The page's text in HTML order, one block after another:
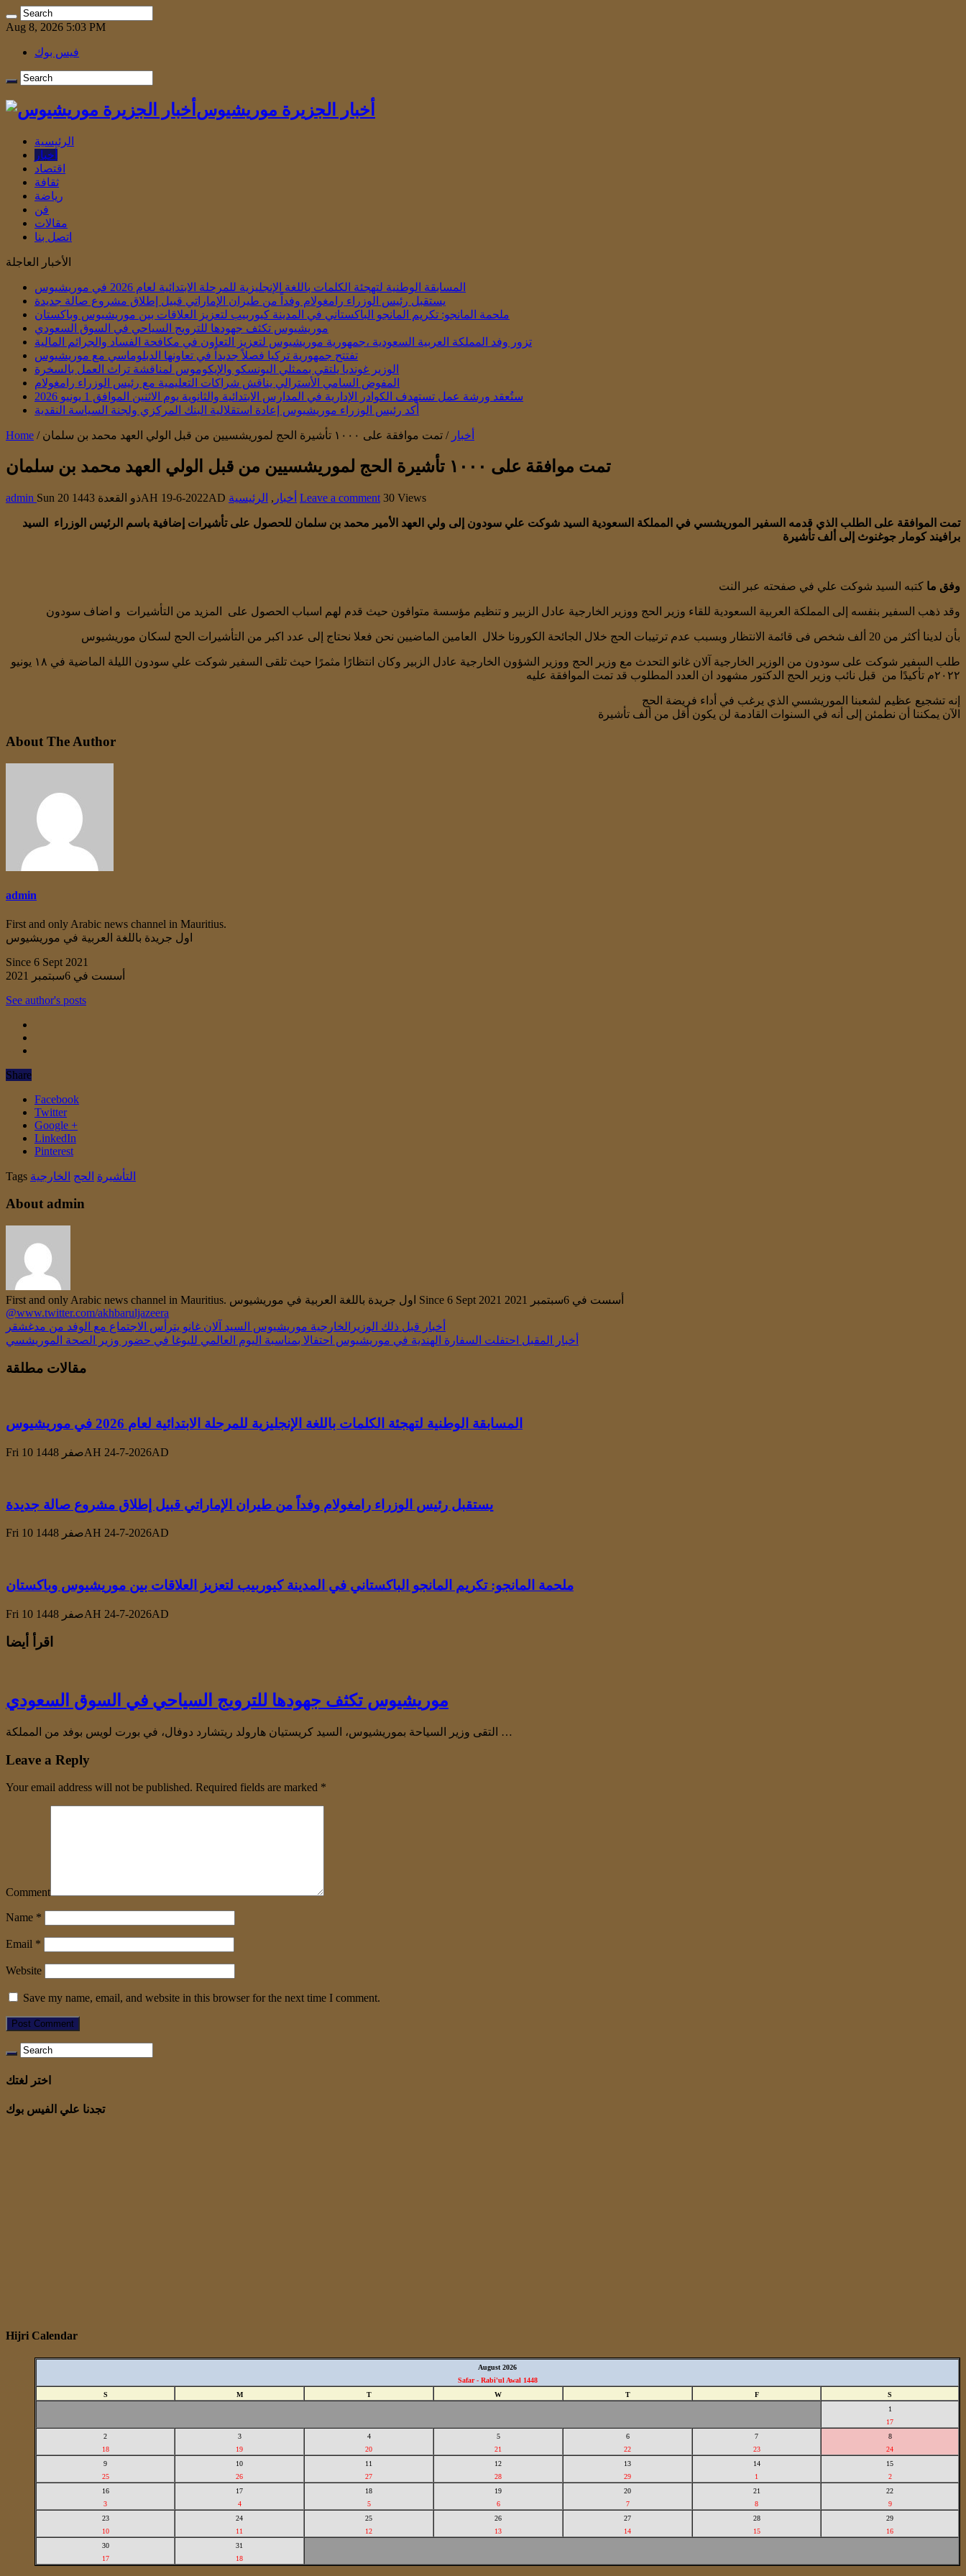
Aug 8, 2026 5:03 PM
فيس بوك
أخبار الجزيرة موريشيوس
الرئيسية
أخبار
اقتصاد
ثقافة
رياضة
فن
مقالات
اتصل بنا
الأخبار العاجلة
المسابقة الوطنية لتهجئة الكلمات باللغة الإنجليزية للمرحلة الابتدائية لعام 2026 في موريشيوس
يستقبل رئيس الوزراء رامغولام وفداً من طيران الإماراتي قبيل إطلاق مشروع صالة جديدة
ملحمة المانجو: تكريم المانجو الباكستاني في المدينة كيوربيب لتعزيز العلاقات بين موريشيوس وباكستان
موريشيوس تكثف جهودها للترويج السياحي في السوق السعودي
تزور وفد المملكة العربية السعودية ،جمهورية موريشيوس لتعزيز التعاون في مكافحة الفساد والجرائم المالية
تفتتح جمهورية تركيا فصلاً جديداً في تعاونها الدبلوماسي مع موريشيوس
الوزير غونديا يلتقي بممثلي اليونسكو والإيكوموس لمناقشة تراث العمل بالسخرة
المفوض السامي الأسترالي يناقش شراكات التعليمية مع رئيس الوزراء رامغولام
ستُعقد ورشة عمل تستهدف الكوادر الإدارية في المدارس الابتدائية والثانوية يوم الاثنين الموافق 1 يونيو 2026
أكد رئيس الوزراء موريشيوس إعادة استقلالية البنك المركزي ولجنة السياسة النقدية
Home / أخبار / تمت موافقة على ١٠٠٠ تأشيرة الحج لموريشسيين من قبل الولي العهد محمد بن سلمان
تمت موافقة على ١٠٠٠ تأشيرة الحج لموريشسيين من قبل الولي العهد محمد بن سلمان
admin Sun 20 ذو القعدة 1443AH 19-6-2022AD أخبار , الرئيسية Leave a comment 30 Views
تمت الموافقة على الطلب الذي قدمه السفير الموريشسي في المملكة السعودية السيد شوكت علي سودون إلى ولي العهد الأمير محمد بن سلمان للحصول على تأشيرات إضافية باسم الرئيس الوزراء السيد
برافيند كومار جوغنوث إلى ألف تأشيرة
وفق ما كتبه السيد شوكت علي في صفحته عبر النت
وقد ذهب السفير بنفسه إلى المملكة العربية السعودية للقاء وزير الحج ووزير الخارجية عادل الزبير و تنظيم مؤسسة متوافون حيث قدم لهم اسباب الحصول على المزيد من التأشيرات و اضاف سودون
بأن لدينا أكثر من 20 ألف شخص فى قائمة الانتظار وبسبب عدم ترتيبات الحج خلال الجائحة الكورونا خلال العامين الماضيين نحن فعلا نحتاج إلى عدد اكبر من التأشيرات الحج لسكان موريشيوس
طلب السفير شوكت على سودون من الوزير الخارجية آلان غانو التحدث مع وزير الحج ووزير الشؤون الخارجية عادل الزبير وكان انتظارًا مثمرًا حيث تلقى السفير شوكت علي سودون الليلة الماضية في ١٨ يونيو
٢٠٢٢م تأكيدًا من قبل نائب وزير الحج الدكتور مشهود ان العدد المطلوب قد تمت الموافقة عليه
إنه تشجيع عظيم لشعبنا الموريشسي الذي يرغب في أداء فريضة الحج
الآن يمكننا أن نطمئن إلى أنه في السنوات القادمة لن يكون أقل من ألف تأشيرة
About The Author
admin
First and only Arabic news channel in Mauritius.
اول جريدة باللغة العربية في موريشيوس
Since 6 Sept 2021
أسست في 6سبتمبر 2021
See author's posts
Share
Facebook
Twitter
Google +
LinkedIn
Pinterest
Tags التأشيرة الحج الخارجية
About admin
First and only Arabic news channel in Mauritius. اول جريدة باللغة العربية في موريشيوس Since 6 Sept 2021 أسست في 6سبتمبر 2021
@www.twitter.com/akhbaruljazeera
أخبار قبل ذلك الوزيرالخارجية موريشيوس السيد آلان غانو يترأس الاجتماع مع الوفد من مدغشقر
أخبار المقبل احتفلت السفارة الهندية في موريشيوس احتفالا بمناسبة اليوم العالمي لليوغا في حضور وزير الصحة الموريشسي
مقالات مطلقة
المسابقة الوطنية لتهجئة الكلمات باللغة الإنجليزية للمرحلة الابتدائية لعام 2026 في موريشيوس
Fri 10 صفر 1448AH 24-7-2026AD
يستقبل رئيس الوزراء رامغولام وفداً من طيران الإماراتي قبيل إطلاق مشروع صالة جديدة
Fri 10 صفر 1448AH 24-7-2026AD
ملحمة المانجو: تكريم المانجو الباكستاني في المدينة كيوربيب لتعزيز العلاقات بين موريشيوس وباكستان
Fri 10 صفر 1448AH 24-7-2026AD
اقرأ أيضا
موريشيوس تكثف جهودها للترويج السياحي في السوق السعودي
التقى وزير السياحة بموريشيوس، السيد كريستيان هارولد ريتشارد دوفال، في بورت لويس بوفد من المملكة …
Leave a Reply
Your email address will not be published. Required fields are marked *
Comment
Name *
Email *
Website
Save my name, email, and website in this browser for the next time I comment.
اختر لغتك
تجدنا علي الفيس بوك
Hijri Calendar
August 2026
Safar - Rabi'ul Awal 1448
S
M T W T F
S
1
17
2
18
3
19
4
20
5
21
6
22
7
23
8
24
9
25
10
26
11
27
12
28
13
29
14
1
15
2
16
3
17
4
18
5
19
6
20
7
21
8
22
9
23
10
24
11
25
12
26
13
27
14
28
15
29
16
30
17
31
18